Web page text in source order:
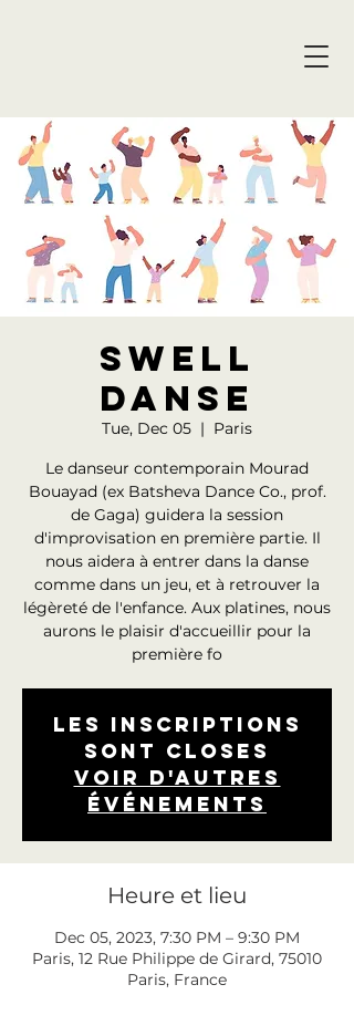
SWELL
DANSE
Tue, Dec 05
  |
Paris
Le danseur contemporain Mourad
Bouayad (ex Batsheva Dance Co., prof.
de Gaga) guidera la session
d'improvisation en première partie. Il
nous aidera à entrer dans la danse
comme dans un jeu, et à retrouver la
légèreté de l'enfance. Aux platines, nous
aurons le plaisir d'accueillir pour la
première fo
Les inscriptions
sont closes
Voir d'autres
événements
Heure et lieu
Dec 05, 2023, 7:30 PM – 9:30 PM
Paris, 12 Rue Philippe de Girard, 75010
Paris, France